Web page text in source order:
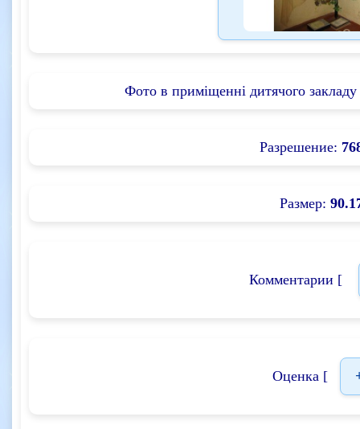
Фото в приміщенні дитячого
Разрешение:
Размер:
Комментарии [
Оценка [